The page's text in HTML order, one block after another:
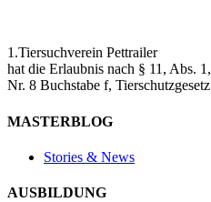
1.Tiersuchverein Pettrailer
hat die Erlaubnis nach § 11, Abs. 1,
Nr. 8 Buchstabe f, Tierschutzgesetz
MASTERBLOG
Stories & News
AUSBILDUNG